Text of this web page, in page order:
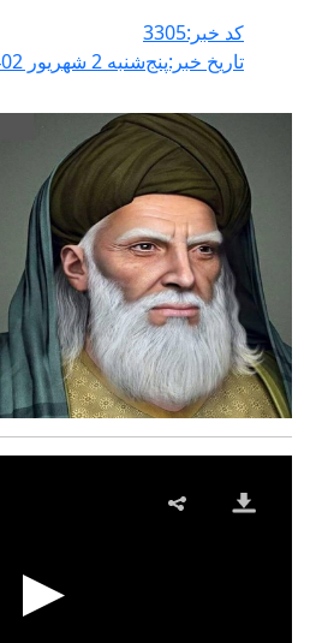
کد خبر:3305
تاریخ خبر:پنج‌شنبه 2 شهريور 1402 - 16:01